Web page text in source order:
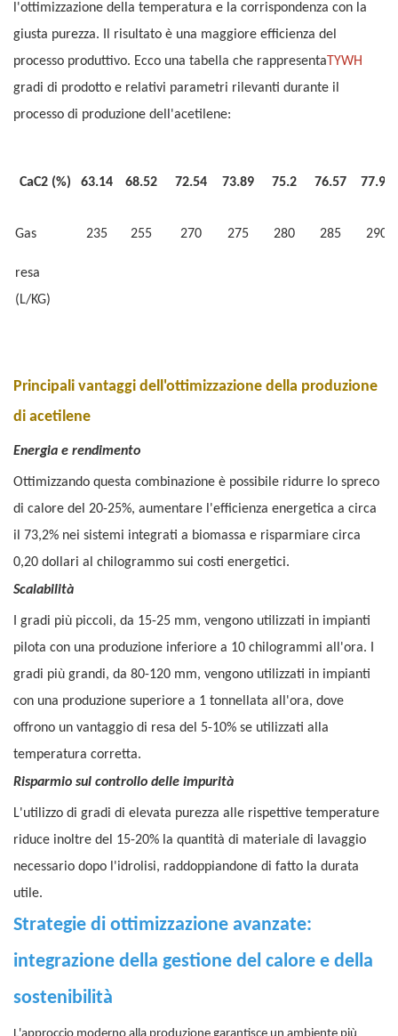
l'ottimizzazione della temperatura e la corrispondenza con la
giusta purezza. Il risultato è una maggiore efficienza del
processo produttivo. Ecco una tabella che rappresentaTYWH
gradi di prodotto e relativi parametri rilevanti durante il
processo di produzione dell'acetilene:
CaC2 (%) 63.14 68.52 72.54 73.89 75.2 76.57 77.91
Gas
resa
(L/KG)
235 255 270 275 280 285 290
Principali vantaggi dell'ottimizzazione della produzione
di acetilene
Energia e rendimento
Ottimizzando questa combinazione è possibile ridurre lo spreco
di calore del 20-25%, aumentare l'efficienza energetica a circa
il 73,2% nei sistemi integrati a biomassa e risparmiare circa
0,20 dollari al chilogrammo sui costi energetici.
Scalabilità
I gradi più piccoli, da 15-25 mm, vengono utilizzati in impianti
pilota con una produzione inferiore a 10 chilogrammi all'ora. I
gradi più grandi, da 80-120 mm, vengono utilizzati in impianti
con una produzione superiore a 1 tonnellata all'ora, dove
offrono un vantaggio di resa del 5-10% se utilizzati alla
temperatura corretta.
Risparmio sul controllo delle impurità
L'utilizzo di gradi di elevata purezza alle rispettive temperature
riduce inoltre del 15-20% la quantità di materiale di lavaggio
necessario dopo l'idrolisi, raddoppiandone di fatto la durata
utile.
Strategie di ottimizzazione avanzate:
integrazione della gestione del calore e della
sostenibilità